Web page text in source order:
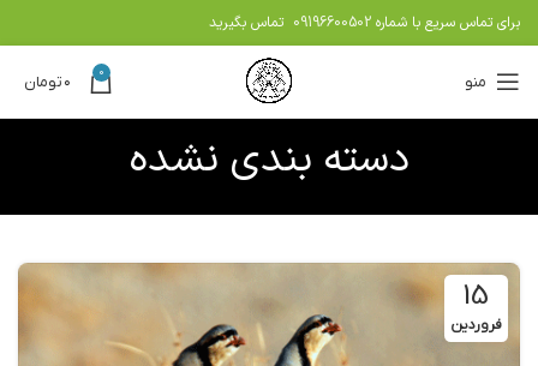
برای تماس سریع با شماره 09196600502 تماس بگیرید
منو 0 ۰تومان
دسته بندی نشده
15
فروردین